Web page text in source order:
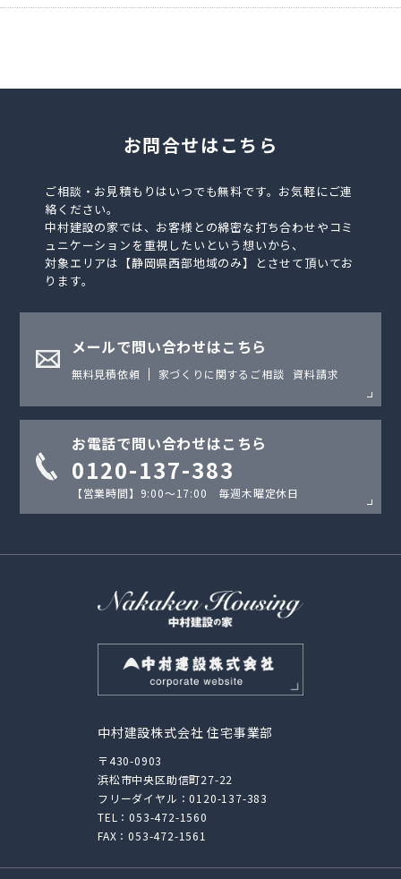
お問合せはこちら
ご相談・お見積もりはいつでも無料です。お気軽にご連
絡ください。
中村建設の家では、お客様との綿密な打ち合わせやコミ
ュニケーションを重視したいという想いから、
対象エリアは【静岡県西部地域のみ】とさせて頂いてお
ります。
メールで問い合わせはこちら
無料見積依頼 家づくりに関するご相談 資料請求
お電話で問い合わせはこちら
0120-137-383
【営業時間】9:00〜17:00 毎週木曜定休日
中村建設株式会社 住宅事業部
〒430-0903
浜松市中央区助信町27-22
フリーダイヤル：0120-137-383
TEL：053-472-1560
FAX：053-472-1561